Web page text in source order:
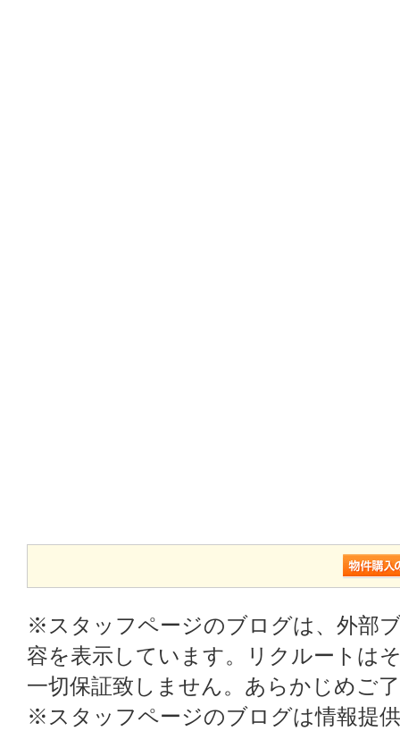
※スタッフページのブログは、外部
容を表示しています。リクルートは
一切保証致しません。あらかじめご
※スタッフページのブログは情報提